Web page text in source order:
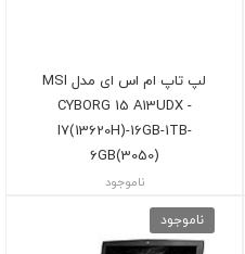
لپ تاپ ام اس ای مدل MSI
CYBORG 15 A13UDX -
I7(13620H)-16GB-1TB-
6GB(3050)
ناموجود
ناموجود